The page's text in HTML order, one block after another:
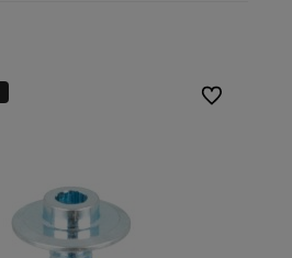
Do ulubionych